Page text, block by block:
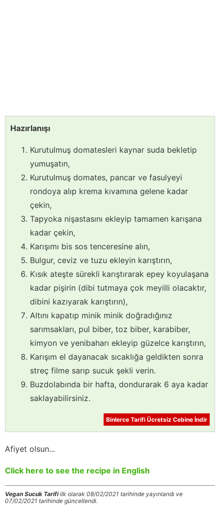
Hazırlanışı
Kurutulmuş domatesleri kaynar suda bekletip
yumuşatın,
Kurutulmuş domates, pancar ve fasulyeyi
rondoya alıp krema kıvamına gelene kadar
çekin,
Tapyoka nişastasını ekleyip tamamen karışana
kadar çekin,
Karışımı bis sos tenceresine alın,
Bulgur, ceviz ve tuzu ekleyin karıştırın,
Kısık ateşte sürekli karıştırarak epey koyulaşana
kadar pişirin (dibi tutmaya çok meyilli olacaktır,
dibini kazıyarak karıştırın),
Altını kapatıp minik minik doğradığınız
sarımsakları, pul biber, toz biber, karabiber,
kimyon ve yenibaharı ekleyip güzelce karıştırın,
Karışım el dayanacak sıcaklığa geldikten sonra
streç filme sarıp sucuk şekli verin.
Buzdolabında bir hafta, dondurarak 6 aya kadar
saklayabilirsiniz.
Binlerce Tarifi Ücretsiz Cebine İndir
Afiyet olsun...
Click here to see the recipe in English
Vegan Sucuk Tarifiilk olarak 08/02/2021 tarihinde yayınlandı ve
07/02/2021 tarihinde güncellendi.